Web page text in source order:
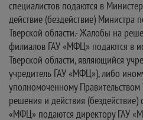
специалистов подаются в
действие (бездействие) Министра
Тверской области.- Жалобы на
филиалов ГАУ «МФЦ» подаются в
Тверской области, являющийся
учредитель ГАУ «МФЦ»), либо
уполномоченному
решения и действия
«МФЦ» подаются директору ГАУ